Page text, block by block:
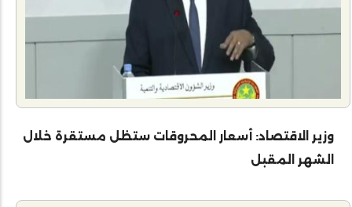
وزير الاقتصاد: أسعار المحروقات ستظل مستقرة خلال
الشهر المقبل